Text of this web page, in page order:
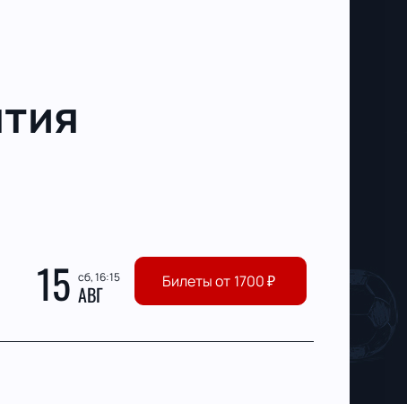
15 сб, 16:15
АВГ Билеты от 1700₽